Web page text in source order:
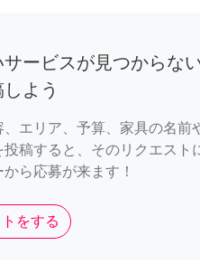
ービスが見つからな
しよう
、エリア、予算、家具の名前
投稿すると、そのリクエスト
ら応募が来ます！
をする